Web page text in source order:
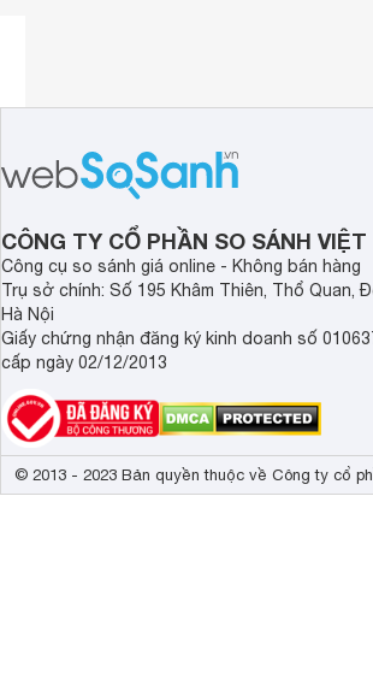
CÔNG TY CỔ PHẦN SO SÁNH VIỆT
Công cụ so sánh giá online - Không bán hàng
Trụ sở chính: Số 195 Khâm Thiên, Thổ Quan,
Hà Nội
Giấy chứng nhận đăng ký kinh doanh số
cấp ngày 02/12/2013
© 2013 - 2023 Bản quyền thuộc về Công ty cổ